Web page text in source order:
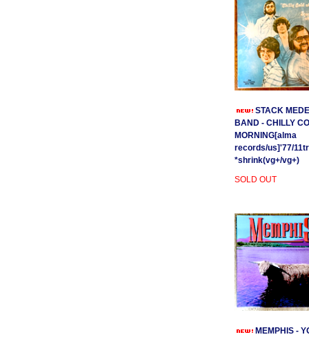
STACK
BAND - CHILLY
MORNING[alma
records/us]'77/
*shrink(vg+/vg+)
SOLD OUT
MEMPHIS -